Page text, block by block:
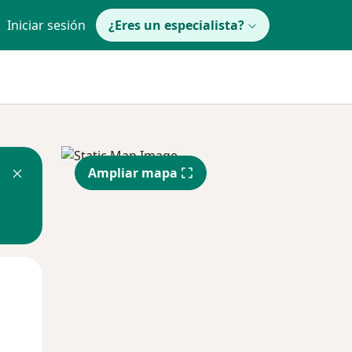
Iniciar sesión ¿Eres un especialista?
Ampliar mapa